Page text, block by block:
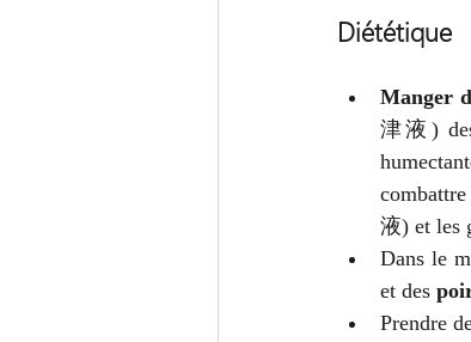
Diététique
Manger
津液)
液) et les
Dans le
et des
Prendre